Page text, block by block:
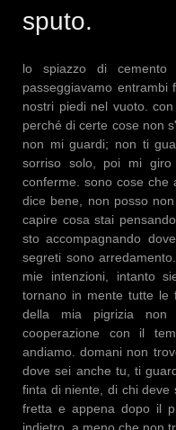
sputo.
lo spiazzo di cemento
passeggiavamo entrambi
nostri piedi nel vuoto.
perché di certe cose non
non mi guardi; non ti
sorriso solo, poi mi
conferme. sono cose che
dice bene, non posso
capire cosa stai
sto accompagnando
segreti sono
mie intenzioni, intanto
tornano in mente tutte le
della mia pigrizia non
cooperazione con il
andiamo. domani non
dove sei anche tu, ti
finta di niente, di chi deve
fretta e appena dopo il